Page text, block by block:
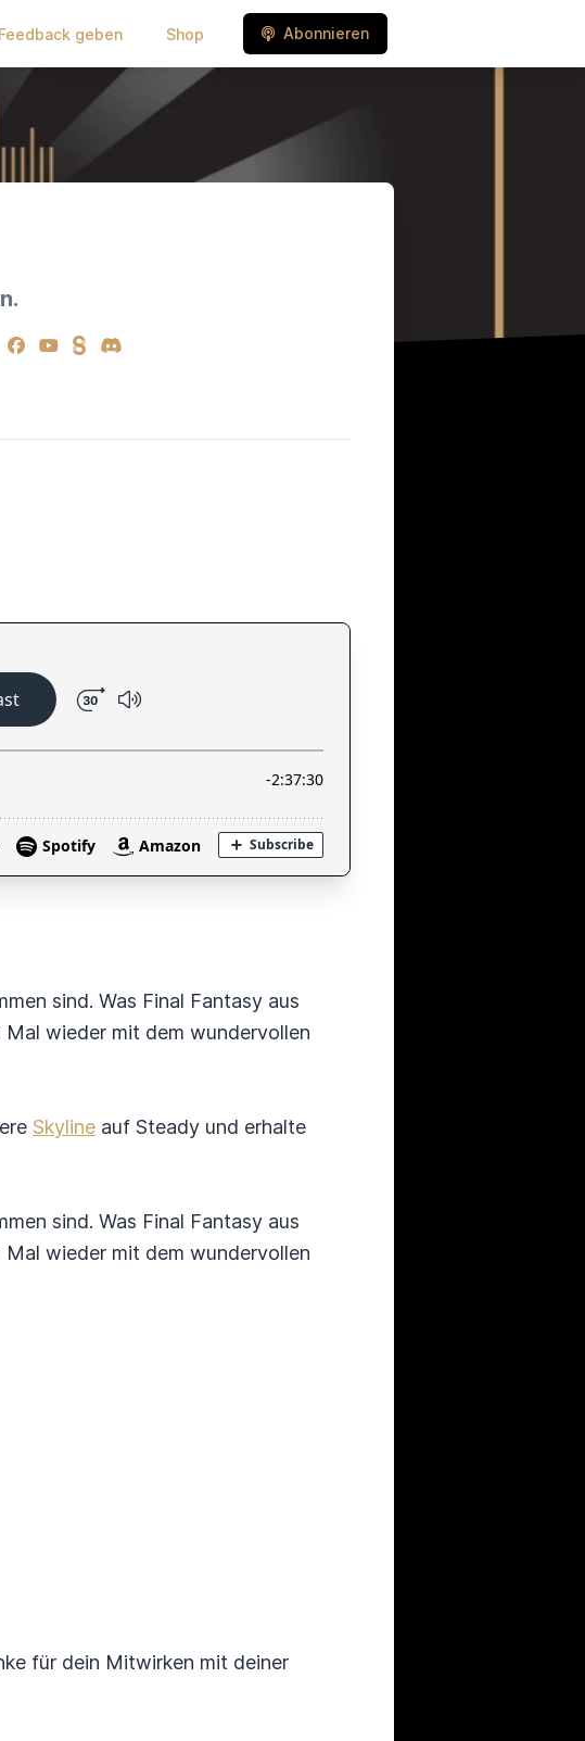
Feedback geben Shop Abonnieren
Facebook
YouTube
SteadyDiscord
sind. Was Final Fantasy aus
wieder mit dem wundervollen
Skyline auf Steady und erhalte
sind. Was Final Fantasy aus
wieder mit dem wundervollen
für dein Mitwirken mit deiner